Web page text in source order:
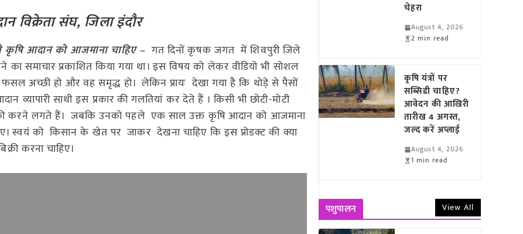
विक्रेता संघ, जिला इंदौर
आदान को आजमाना चाहिए – गत दिनों कृषक जगत में शिवपुरी जिले
प्रकाशित किया गया था। इस विषय को लेकर वीडियो भी सोशल
अच्छी हो और वह समृद्ध हो। लेकिन प्रायः देखा गया है कि थोड़े से पैसों
साथी इस प्रकार की गलतियां कर देते हैं । किसी भी छोटी-मोटी
करने लगते हैं। जबकि उनको पहले एक साल उक्त कृषि आदान को आजमाना
स्वयं को किसान के खेत पर जाकर देखना चाहिए कि इस प्रोडक्ट की क्या
करना चाहिए।
चेहरा
August 4, 2026
2 min read
कृषि यंत्रों पर
सब्सिडी चाहिए?
आवेदन की आखिरी
तारीख 4 अगस्त,
जल्द करें अप्लाई
August 4, 2026
1 min read
पशुपालन View All